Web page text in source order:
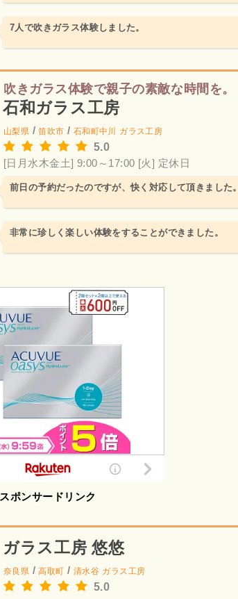
7人で吹きガラス体験しました。
吹きガラス体験で親子の素敵な時間を。
石和ガラス工房
山梨県 /笛吹市 / 石和町中川 ガラス工房
5.0
[日月水木金土] 9:00～17:00 [火] 定休日
前日の予約だったのですが、快く対応して頂きました。
非常に珍しく楽しい体験をすることができました。
スポンサードリンク
ガラス工房 悠悠
奈良県 /高取町 / 清水谷 ガラス工房
5.0